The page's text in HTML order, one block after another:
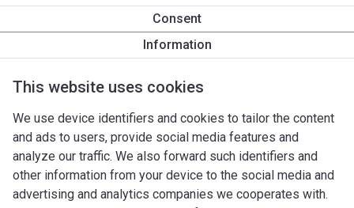
Consent
Information
This website uses cookies
We use device identifiers and cookies to tailor the content
and ads to users, provide social media features and
analyze our traffic. We also forward such identifiers and
other information from your device to the social media and
advertising and analytics companies we cooperates with.
Produkta informācija
Atmos GIGA-I 65/140-0,75/4